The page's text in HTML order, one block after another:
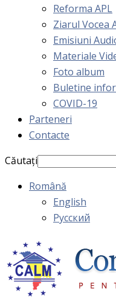
Reforma APL
Ziarul Vocea
Emisiuni
Materiale
Foto album
Buletine
COVID-19
Parteneri
Contacte
Căutați
Română
English
Русский